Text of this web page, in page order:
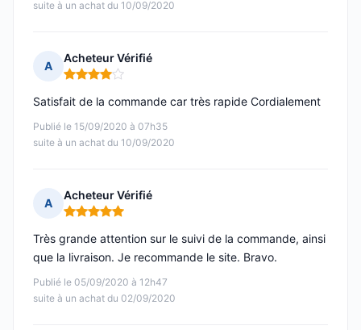
suite à un achat du 10/09/2020
A
Acheteur Vérifié
Note : 4 sur 5
Publié le 15/09/2020 à 07h35
suite à un achat du 10/09/2020
Satisfait de la commande car très rapide Cordialement
A
Acheteur Vérifié
Note : 5 sur 5
Publié le 05/09/2020 à 12h47
suite à un achat du 02/09/2020
Très grande attention sur le suivi de la commande, ainsi
que la livraison. Je recommande le site. Bravo.